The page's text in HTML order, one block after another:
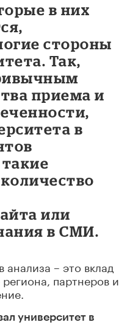
в них
стороны
Так,
приема и
в
количество
или
в СМИ.
– это вклад
партнеров и
университет в